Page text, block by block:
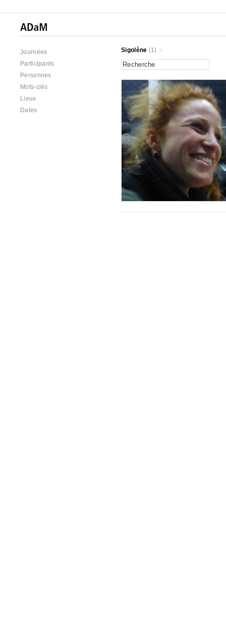
Journées
Participants
Personnes
Mots-clés
Lieux
Dates
Sigolène (1)